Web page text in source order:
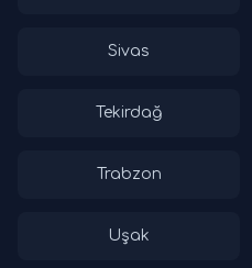
Sivas
Tekirdağ
Trabzon
Uşak